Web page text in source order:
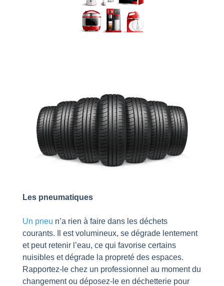
Les pneumatiques
Un pneu n’a rien à faire dans les déchets
courants. Il est volumineux, se dégrade lentement
et peut retenir l’eau, ce qui favorise certains
nuisibles et dégrade la propreté des espaces.
Rapportez-le chez un professionnel au moment du
changement ou déposez-le en déchetterie pour